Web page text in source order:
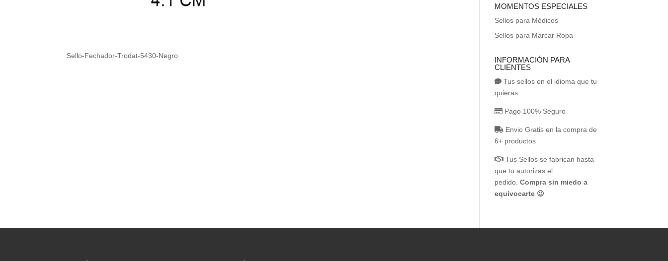
Sello-Fechador-Trodat-5430-Negro
MOMENTOS ESPECIALES
Sellos para Médicos
Sellos para Marcar Ropa
INFORMACIÓN PARA
CLIENTES
Tus sellos en el idioma que tu
quieras
Pago 100% Seguro
Envio Gratis en la compra de
6+ productos
Tus Sellos se fabrican hasta
que tu autorizas el
pedido. Compra sin miedo a
equivocarte 😉